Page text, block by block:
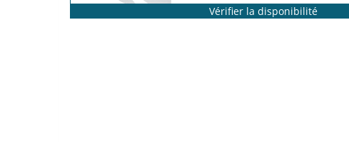
Vérifier la disponibilité